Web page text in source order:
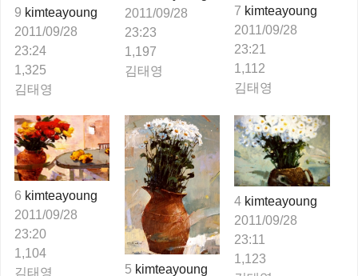
9 kimteayoung
2011/09/28
23:24
1,325
김태영
2011/09/28
23:23
1,197
김태영
7 kimteayoung
2011/09/28
23:21
1,112
김태영
6 kimteayoung
2011/09/28
23:20
1,104
김태영
5 kimteayoung
4 kimteayoung
2011/09/28
23:11
1,123